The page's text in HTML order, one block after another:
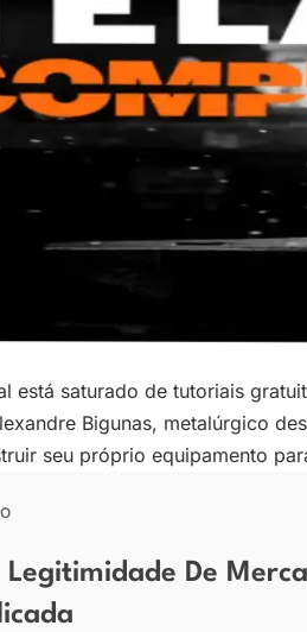
está saturado de tutoriais
Bigunas, metalúrgico
seu próprio equipamento
De